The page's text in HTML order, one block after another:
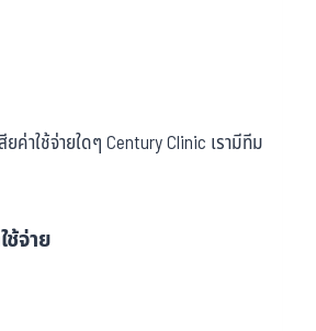
าใช้จ่ายใดๆ Century Clinic เรามีทีม
จ่าย